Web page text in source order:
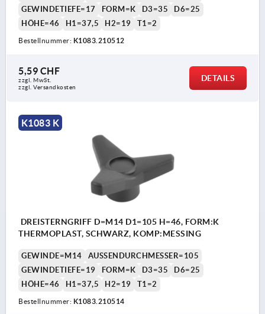
GEWINDETIEFE=17
FORM=K D3=35
D6=25
HÖHE=46
H1=37,5 H2=19 T1=2
Bestellnummer: K1083.210512
5,59 CHF
zzgl. MwSt.
zzgl. Versandkosten
DETAILS
K1083 K
DREISTERNGRIFF D=M14 D1=105 H=46, FORM:K
THERMOPLAST, SCHWARZ, KOMP:MESSING
GEWINDE=M14
AUSSENDURCHMESSER=105
GEWINDETIEFE=19
FORM=K D3=35
D6=25
HÖHE=46
H1=37,5 H2=19 T1=2
Bestellnummer: K1083.210514